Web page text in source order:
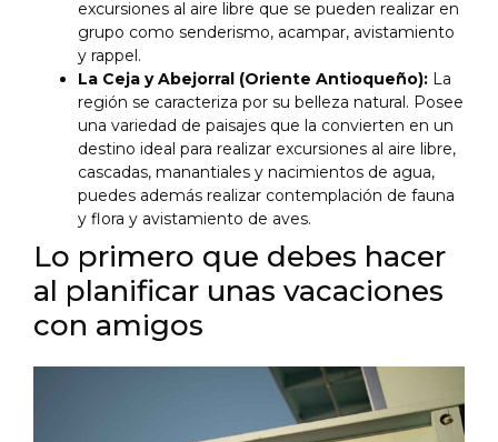
excursiones al aire libre que se pueden realizar en
grupo como senderismo, acampar, avistamiento
y rappel.
La Ceja y Abejorral (Oriente Antioqueño): La
región se caracteriza por su belleza natural. Posee
una variedad de paisajes que la convierten en un
destino ideal para realizar excursiones al aire libre,
cascadas, manantiales y nacimientos de agua,
puedes además realizar contemplación de fauna
y flora y avistamiento de aves.
Lo primero que debes hacer
al planificar unas vacaciones
con amigos